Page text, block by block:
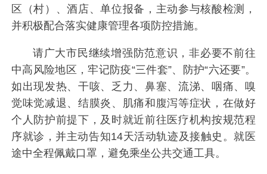
区（村）、酒店、单位报备，主动参与核酸检测，
并积极配合落实健康管理各项防控措施。
请广大市民继续增强防范意识，非必要不前往
中高风险地区，牢记防疫“三件套”、防护“六还要”。
如出现发热、干咳、乏力、鼻塞、流涕、咽痛、嗅
觉味觉减退、结膜炎、肌痛和腹泻等症状，在做好
个人防护前提下，及时就近前往医疗机构按规范程
序就诊，并主动告知14天活动轨迹及接触史。就医
途中全程佩戴口罩，避免乘坐公共交通工具。